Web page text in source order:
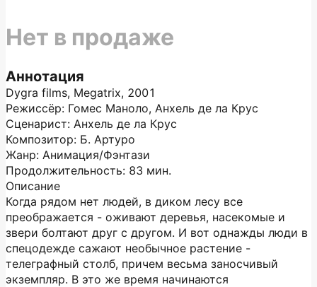
Аннотация
Dygra films, Megatrix, 2001
Режиссёр: Гомес Маноло, Анхель де ла Крус
Сценарист: Анхель де ла Крус
Композитор: Б. Артуро
Жанр: Анимация/Фэнтази
Продолжительность: 83 мин.
Описание
Когда рядом нет людей, в диком лесу все
преображается - оживают деревья, насекомые и
звери болтают друг с другом. И вот однажды люди в
спецодежде сажают необычное растение -
телеграфный столб, причем весьма заносчивый
экземпляр. В это же время начинаются
Нет в продаже